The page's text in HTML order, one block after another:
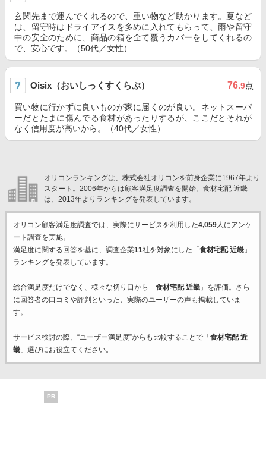
玄関先まで運んでくれるので、重い物など助かります。夏など
は、留守時はドライアイスを多めに入れてもらって、雨や留守
中の安全のために、商品の箱を全て覆うカバーをしてくれるの
で、安心です。（50代／女性）
Oisix（おいしっくすくらぶ） 76.9点
買い物に行かずに良いものが家に届くのが良い。ネットスーパ
ーだとたまに傷んでる食材があったりするが、ここだとそれが
なく信用度が高いから。（40代／女性）
オリコンランキングは、株式会社オリコンを前身企業に1967年より
スタート。2006年からは顧客満足度調査を開始。食材宅配 近畿
は、2013年よりランキングを発表しています。
オリコン顧客満足度調査では、実際にサービスを利用した4,059人にアンケ
ート調査を実施。
満足度に関する回答を基に、調査企業11社を対象にした「 食材宅配 近畿」
ランキングを発表しています。
総合満足度だけでなく、様々な切り口から「 食材宅配 近畿」を評価。さら
に回答者の口コミや評判といった、実際のユーザーの声も掲載していま
す。
サービス検討の際、“ユーザー満足度”からも比較することで「 食材宅配 近
畿」選びにお役立てください。
PR